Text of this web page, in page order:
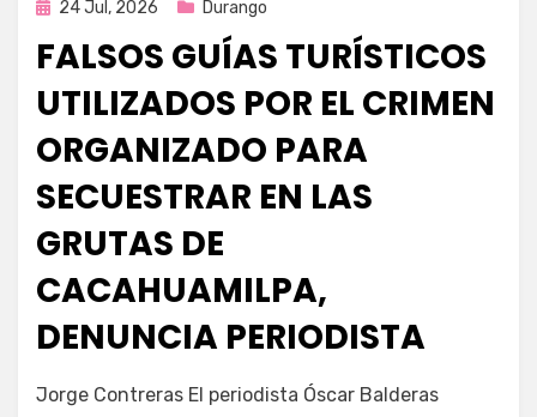
Publicada
24 Jul, 2026 Durango
FALSOS GUÍAS TURÍSTICOS
UTILIZADOS POR EL CRIMEN
ORGANIZADO PARA
SECUESTRAR EN LAS
GRUTAS DE
CACAHUAMILPA,
DENUNCIA PERIODISTA
Fernando Miranda Servín
Jorge Contreras El periodista Óscar Balderas